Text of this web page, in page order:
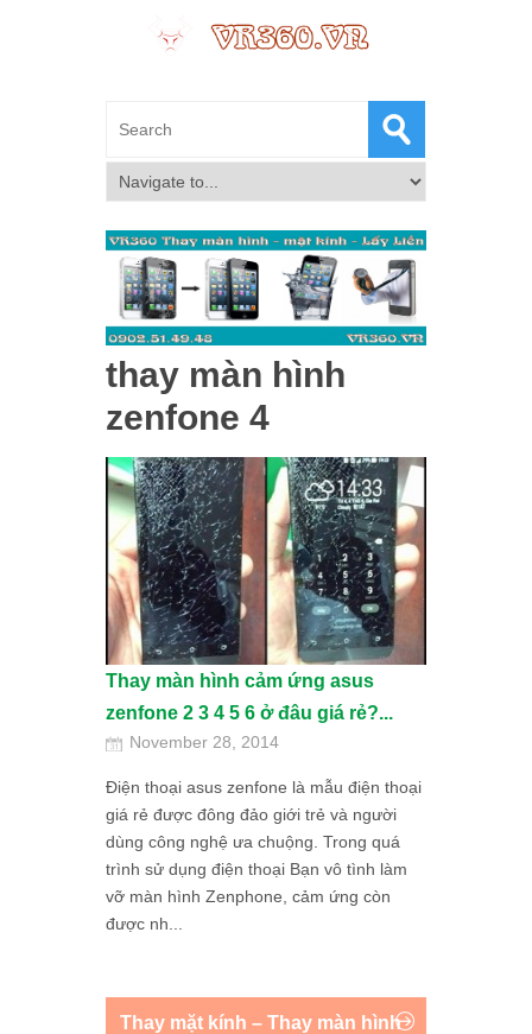
thay màn hình
zenfone 4
Thay màn hình cảm ứng asus
zenfone 2 3 4 5 6 ở đâu giá rẻ?...
November 28, 2014
Điện thoại asus zenfone là mẫu điện thoại
giá rẻ được đông đảo giới trẻ và người
dùng công nghệ ưa chuộng. Trong quá
trình sử dụng điện thoại Bạn vô tình làm
vỡ màn hình Zenphone, cảm ứng còn
được nh...
Thay mặt kính – Thay màn hình